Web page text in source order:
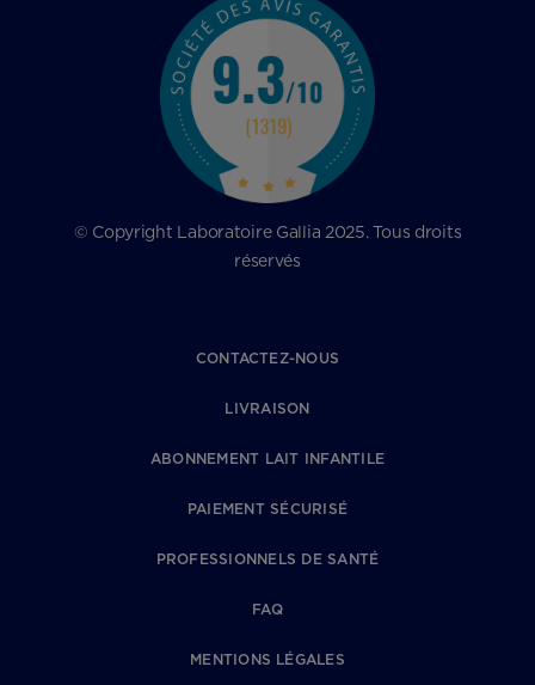
© Copyright Laboratoire Gallia 2025. Tous droits
réservés
CONTACTEZ-NOUS
LIVRAISON
ABONNEMENT LAIT INFANTILE
PAIEMENT SÉCURISÉ
PROFESSIONNELS DE SANTÉ
FAQ
MENTIONS LÉGALES